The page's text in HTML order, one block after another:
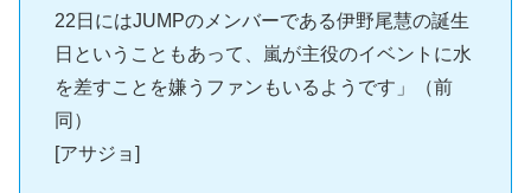
22日にはJUMPのメンバーである伊野尾慧の誕生
日ということもあって、嵐が主役のイベントに水
を差すことを嫌うファンもいるようです」（前
同）
[アサジョ]